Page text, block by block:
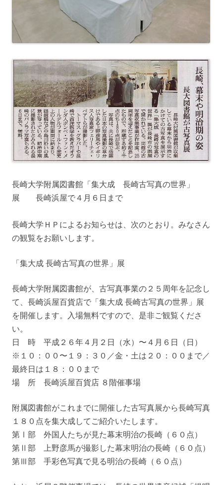
長崎大学附属図書館「集大成 長崎古写真の世界」
展 長崎浜屋で４月６日まで
長崎大学ＨＰによるお知らせは、次のとおり。みなさん
の観覧をお願いします。
「集大成 長崎古写真の世界」展
長崎大学附属図書館が、古写真事業の２５周年を記念し
て、長崎浜屋百貨店で「集大成 長崎古写真の世界」展
を開催します。入場無料ですので、是非ご観覧くださ
い。
日 時 平成２６年４月２日（水）〜４月６日（日）
※１０：００〜１９：３０／金・土は２０：００まで／
最終日は１８：００まで
場 所 長崎浜屋百貨店 ８階催事場
附属図書館がこれまでに開催した古写真展から長崎写真
１８０点を集大成してご紹介いたします。
第Ⅰ部 外国人たちが見た幕末明治の長崎（６０点）
第Ⅱ部 上野彦馬が撮影した幕末明治の長崎（６０点）
第Ⅲ部 手彩色写真で見る明治の長崎（６０点）